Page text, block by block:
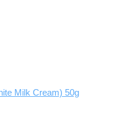
Milk Cream) 50g